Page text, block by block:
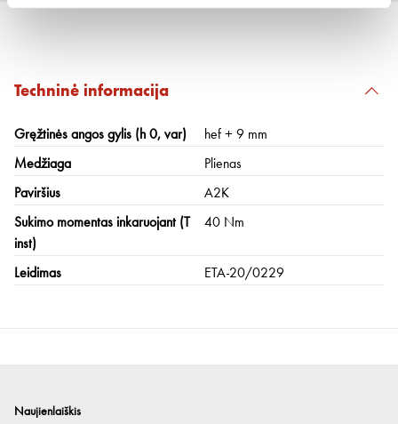
Techninė informacija
Gręžtinės angos gylis (h 0, var) hef + 9 mm
Medžiaga Plienas
Paviršius A2K
Sukimo momentas inkaruojant (T
inst)
40 Nm
Leidimas ETA-20/0229
Naujienlaiškis